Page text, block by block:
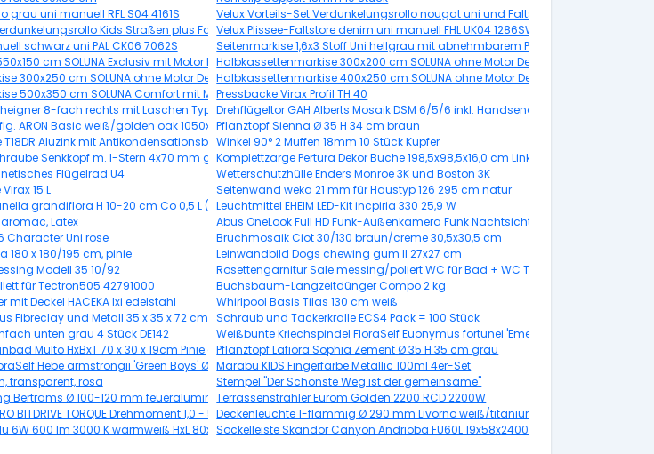
grau uni manuell RFL S04 4161S
Velux Vorteils-Set Verdunkelungsrollo nougat uni und Faltstore Plissee weiß
DFD M04 4581SWLKids Straßen plus Faltstore Plissee weiß DFD M10 4655S
Velux Plissee-Faltstore denim uni manuell FHL UK04 1286SWL
schwarz uni PAL CK06 7062S
Seitenmarkise 1,6x3 Stoff Uni hellgrau mit abnehmbarem Pfosten
cm SOLUNA Exclusiv mit Motor Dessin 8430 Gestell silberHalbkassettenmarkise 300x200 cm SOLUNA ohne Motor Dessin 8204
300x250 cm SOLUNA ohne Motor Dessin 320477Halbkassettenmarkise 400x250 cm SOLUNA ohne Motor Dessin 320925
500x350 cm SOLUNA Comfort mit Motor Dessin Trend U190 inkl. Sonnen und Windwächter
Pressbacke Virax Profil TH 40
8-fach rechts mit Laschen Typ E 500x1100 mm RAL geprüftDrehflügeltor GAH Alberts Mosaik DSM 6/5/6 inkl. Handsender 434x100 cm
ARON Basic weiß/golden oak 1050x650 mm DIN RechtsPflanztopf Sienna Ø 35 H 34 cm braun
T18DR Aluzink mit Antikondensationsbeschichtung 6100 x 1138 x 0,5 mm
Winkel 90° 2 Muffen 18mm 10 Stück Kupfer
436483Senkkopf m. I-Stern 4x70 mm galv.verzinkt, 200 StückKomplettzarge Pertura Dekor Buche 198,5x98,5x16,0 cm Links
Flügelrad U4
Wetterschutzhülle Enders Monroe 3K und Boston 3K
15 L
Seitenwand weka 21 mm für Haustyp 126 295 cm natur
grandiflora H 10-20 cm Co 0,5 L (6 Stk.)Leuchtmittel EHEIM LED-Kit incpiria 330 25,9 W
Latex
Abus OneLook Full HD Funk-Außenkamera Funk Nachtsicht PPDF14520S
Character Uni rose
Bruchmosaik Ciot 30/130 braun/creme 30,5x30,5 cm
180 x 180/195 cm, pinie
Leinwandbild Dogs chewing gum II 27x27 cm
Modell 35 10/92
Rosettengarnitur Sale messing/poliert WC für Bad + WC Türen
für Tectron505 42791000
Buchsbaum-Langzeitdünger Compo 2 kg
mit Deckel HACEKA Ixi edelstahl
Whirlpool Basis Tilas 130 cm weiß
Fibreclay und Metall 35 x 35 x 72 cm grauSchraub und Tackerkralle ECS4 Pack = 100 Stück
unten grau 4 Stück DE142
Weißbunte Kriechspindel FloraSelf Euonymus fortunei 'Emerald n Gaiety' H 10-15
Multo HxBxT 70 x 30 x 19cm Pinie greyPflanztopf Lafiora Sophia Zement Ø 35 H 35 cm grau
9016 Hebe armstrongii 'Green Boys' Ø 12 cm TopfMarabu KIDS Fingerfarbe Metallic 100ml 4er-Set
transparent, rosa
Stempel "Der Schönste Weg ist der gemeinsame"
Bertrams Ø 100-120 mm feueraluminiert silberTerrassenstrahler Eurom Golden 2200 RCD 2200W
BITDRIVE TORQUE Drehmoment 1,0 - 5,0 NmDeckenleuchte 1-flammig Ø 290 mm Livorno weiß/titanium
hell sägerau
6W 600 lm 3000 K warmweiß HxL 80x130 mm Sania nickel-mattSockelleiste Skandor Canyon Andrioba FU60L 19x58x2400 mm